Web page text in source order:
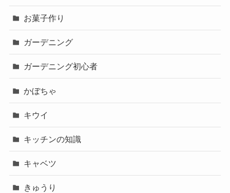
お菓子作り
ガーデニング
ガーデニング初心者
かぼちゃ
キウイ
キッチンの知識
キャベツ
きゅうり